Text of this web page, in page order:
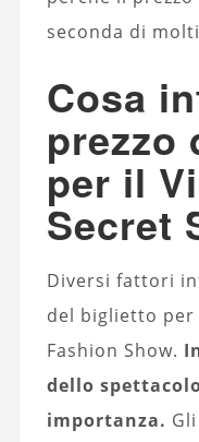
seconda di
Cosa
prezzo
per il
Secret
Diversi fattori
del biglietto per
Fashion Show.
dello
importanza.